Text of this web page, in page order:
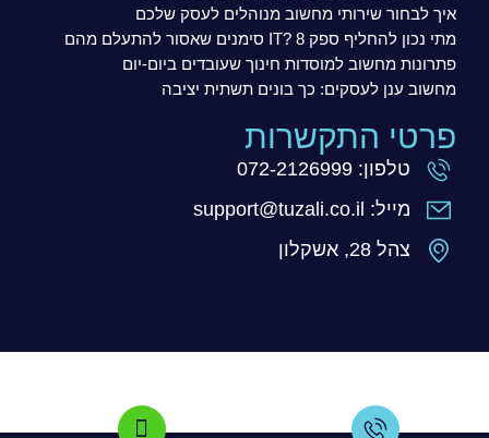
איך לבחור שירותי מחשוב מנוהלים לעסק שלכם
מתי נכון להחליף ספק IT? 8 סימנים שאסור להתעלם מהם
פתרונות מחשוב למוסדות חינוך שעובדים ביום-יום
מחשוב ענן לעסקים: כך בונים תשתית יציבה
פרטי התקשרות
טלפון: 072-2126999
מייל: support@tuzali.co.il
צהל 28, אשקלון